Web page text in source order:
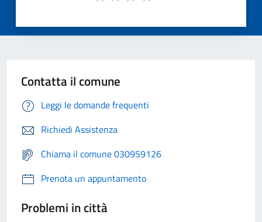
Contatta il comune
Leggi le domande frequenti
Richiedi Assistenza
Chiama il comune 030959126
Prenota un appuntamento
Problemi in città